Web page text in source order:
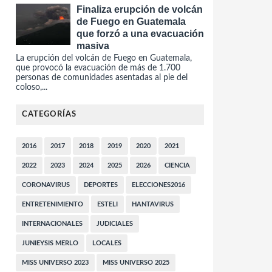
Finaliza erupción de volcán
de Fuego en Guatemala
que forzó a una evacuación
masiva
La erupción del volcán de Fuego en Guatemala,
que provocó la evacuación de más de 1.700
personas de comunidades asentadas al pie del
coloso,...
CATEGORÍAS
2016 2017 2018 2019 2020 2021
2022 2023 2024 2025 2026 CIENCIA
CORONAVIRUS DEPORTES ELECCIONES2016
ENTRETENIMIENTO ESTELI HANTAVIRUS
INTERNACIONALES JUDICIALES
JUNIEYSIS MERLO LOCALES
MISS UNIVERSO 2023 MISS UNIVERSO 2025